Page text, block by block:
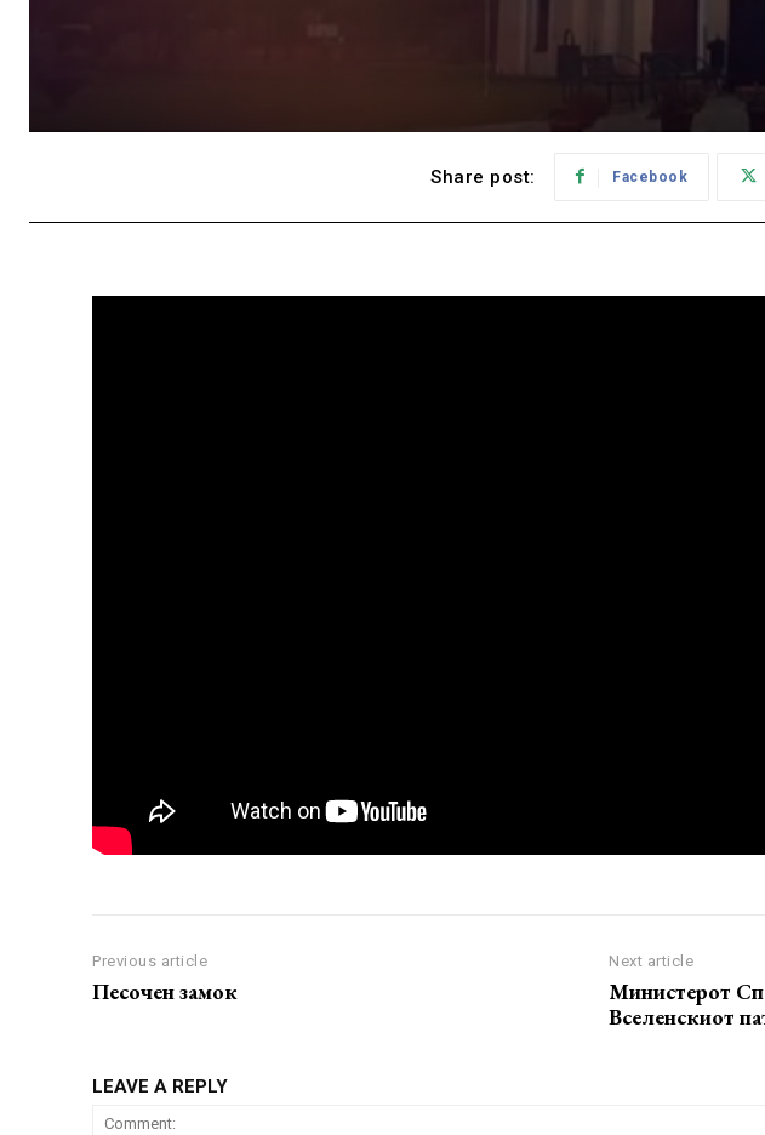
Share post: Facebook
Previous article
Песочен замок
Next article
Министерот
Вселенскиот
LEAVE A REPLY